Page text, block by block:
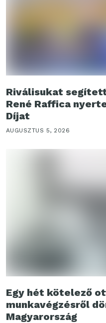
Riválisukat
René Raffica
Díjat
AUGUSZTUS 5, 2026
Egy hét kötelező
munkavégzésről
Magyarország